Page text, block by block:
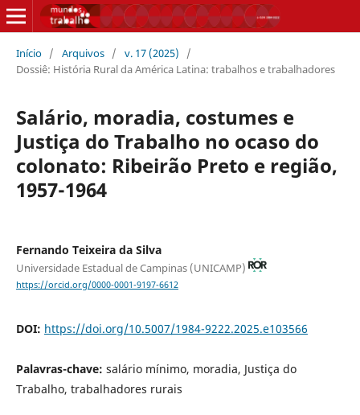
Início / Arquivos / v. 17 (2025)
/
Dossiê: História Rural da América Latina: trabalhos e trabalhadores
Salário, moradia, costumes e
Justiça do Trabalho no ocaso do
colonato: Ribeirão Preto e região,
1957-1964
Fernando Teixeira da Silva
Universidade Estadual de Campinas (UNICAMP)
https://orcid.org/0000-0001-9197-6612
DOI: https://doi.org/10.5007/1984-9222.2025.e103566
Palavras-chave: salário mínimo, moradia, Justiça do
Trabalho, trabalhadores rurais